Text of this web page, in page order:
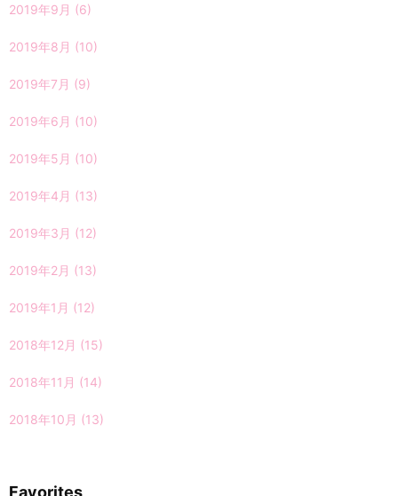
2019年9月 (6)
2019年8月 (10)
2019年7月 (9)
2019年6月 (10)
2019年5月 (10)
2019年4月 (13)
2019年3月 (12)
2019年2月 (13)
2019年1月 (12)
2018年12月 (15)
2018年11月 (14)
2018年10月 (13)
Favorites